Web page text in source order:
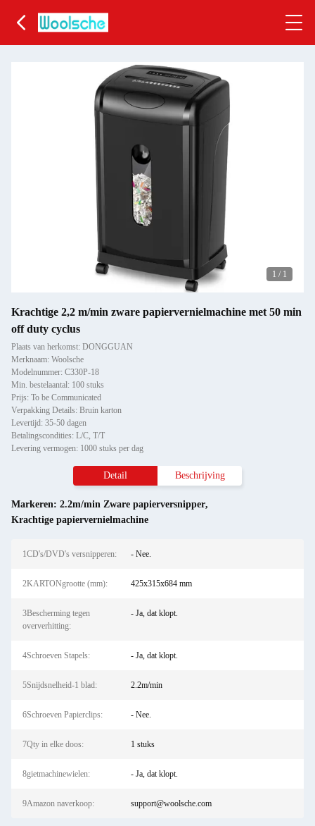
1 / 1
Krachtige 2,2 m/min zware papiervernielmachine met 50 min
off duty cyclus
Plaats van herkomst: DONGGUAN
Merknaam: Woolsche
Modelnummer: C330P-18
Min. bestelaantal: 100 stuks
Prijs: To be Communicated
Verpakking Details: Bruin karton
Levertijd: 35-50 dagen
Betalingscondities: L/C, T/T
Levering vermogen: 1000 stuks per dag
Detail Beschrijving
Markeren: 2.2m/min Zware papierversnipper,
Krachtige papiervernielmachine
1CD's/DVD's versnipperen: - Nee.
2KARTONgrootte (mm): 425x315x684 mm
3Bescherming tegen
oververhitting:
- Ja, dat klopt.
4Schroeven Stapels: - Ja, dat klopt.
5Snijdsnelheid-1 blad: 2.2m/min
6Schroeven Papierclips: - Nee.
7Qty in elke doos: 1 stuks
8gietmachinewielen: - Ja, dat klopt.
9Amazon naverkoop: support@woolsche.com